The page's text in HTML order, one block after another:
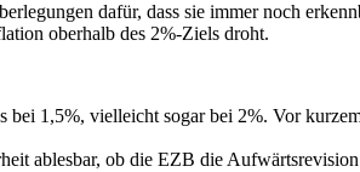
dafür, dass sie immer noch
oberhalb des 2%-Ziels droht.
bei 1,5%, vielleicht sogar bei 2%. Vor
ablesbar, ob die EZB die